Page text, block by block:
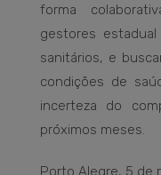
forma
gestores
sanitários, e
condições de
incerteza do
próximos meses.
Porto Alegre, 5 de